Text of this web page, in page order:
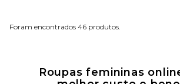
46
Roupas femininas